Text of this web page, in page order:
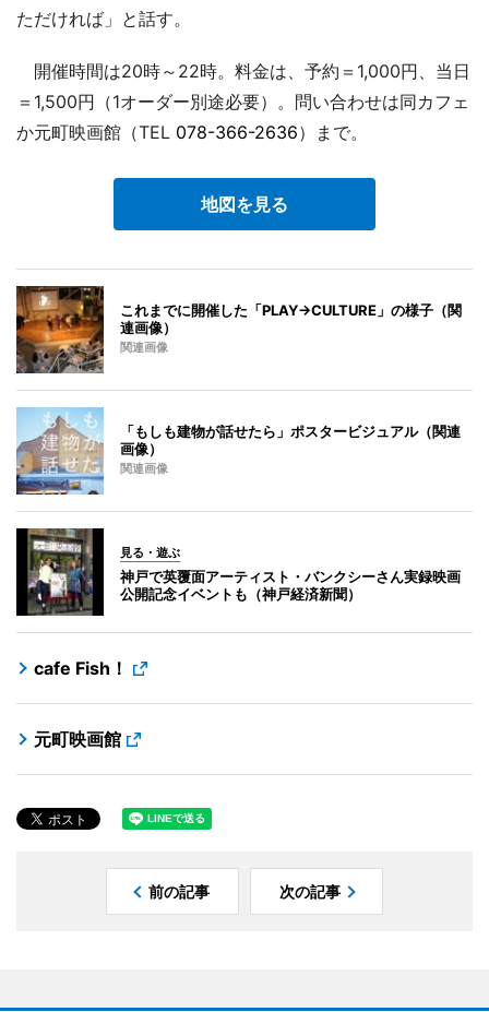
ただければ」と話す。
開催時間は20時～22時。料金は、予約＝1,000円、当日
＝1,500円（1オーダー別途必要）。問い合わせは同カフェ
か元町映画館（TEL 078-366-2636）まで。
地図を見る
これまでに開催した「PLAY→CULTURE」の様子（関
連画像）
関連画像
「もしも建物が話せたら」ポスタービジュアル（関連
画像）
関連画像
見る・遊ぶ
神戸で英覆面アーティスト・バンクシーさん実録映画
公開記念イベントも（神戸経済新聞）
cafe Fish！
元町映画館
前の記事 次の記事